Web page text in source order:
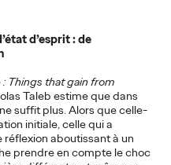
d’esprit : de
Things that gain from
Taleb estime que dans
suffit plus. Alors que celle-
initiale, celle qui a
aboutissant à un
prendre en compte le choc
joins